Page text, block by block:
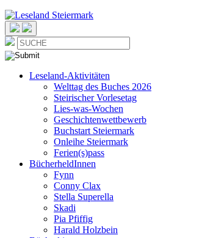
Leseland-Aktivitäten
Welttag des Buches 2026
Steirischer Vorlesetag
Lies-was-Wochen
Geschichtenwettbewerb
Buchstart Steiermark
Onleihe Steiermark
Ferien(s)pass
BücherheldInnen
Fynn
Conny Clax
Stella Superella
Skadi
Pia Pfiffig
Harald Holzbein